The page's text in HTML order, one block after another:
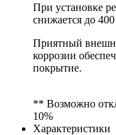
При установке
снижается до
Приятный
коррозии
покрытие.
** Возможно
10%
Характеристики